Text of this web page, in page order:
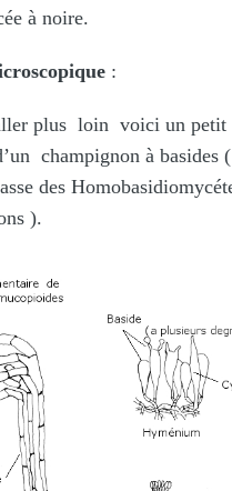
à noire.
:
plus loin voici un
champignon à basides
des
).